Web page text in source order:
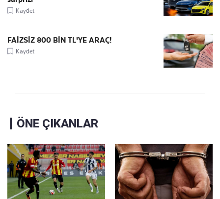
Kaydet
FAİZSİZ 800 BİN TL'YE ARAÇ!
Kaydet
ÖNE ÇIKANLAR